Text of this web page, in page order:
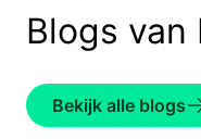
Blogs van
Bekijk alle blogs